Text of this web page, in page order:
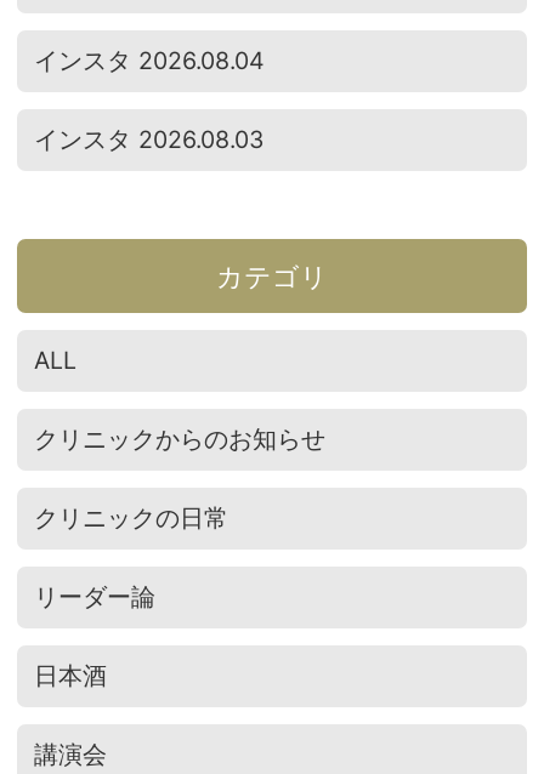
インスタ 2026.08.04
インスタ 2026.08.03
カテゴリ
ALL
クリニックからのお知らせ
クリニックの日常
リーダー論
日本酒
講演会